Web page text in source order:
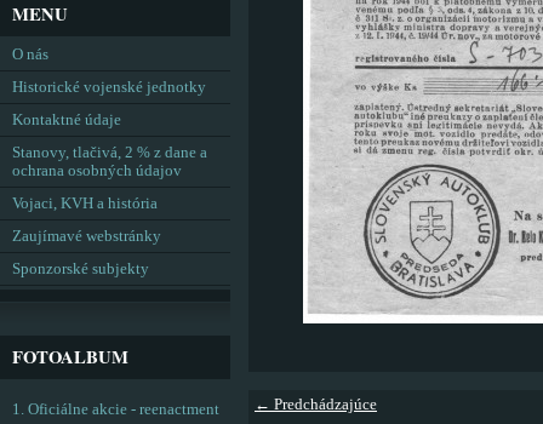
← Predchádzajúce
MENU
O nás
Historické vojenské jednotky
Kontaktné údaje
Stanovy, tlačivá, 2 % z dane a
ochrana osobných údajov
Vojaci, KVH a história
Zaujímavé webstránky
Sponzorské subjekty
FOTOALBUM
1. Oficiálne akcie - reenactment